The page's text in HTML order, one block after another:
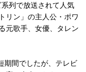
列で放送されて人気
リン」の主人公・ポワ
元歌手、女優、タレン
期間でしたが、テレビ